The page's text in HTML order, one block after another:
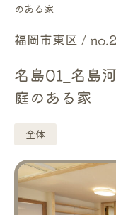
のある家
福岡市東区 /
名島01_名島
庭のある家
全体